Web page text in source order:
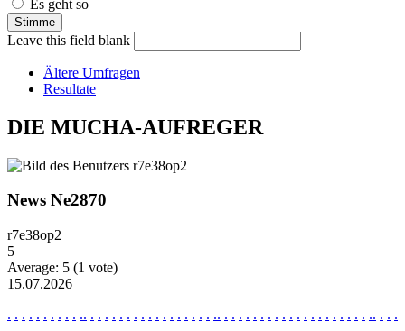
Es geht so
Leave this field blank
Ältere Umfragen
Resultate
DIE MUCHA-AUFREGER
News Ne2870
r7e38op2
5
Average: 5 (1 vote)
15.07.2026
. . . . . . . . . . .. . . . . . . . . . . . . . . . . . .. . . . . . . . . . . . . . . . . . . . . .. . . .